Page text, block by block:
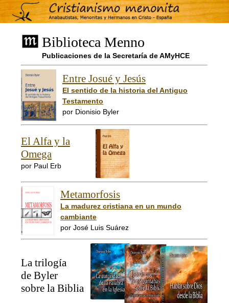
Biblioteca Menno
Publicaciones de la Secretaría de AMyHCE
Entre Josué y Jesús
El sentido de la historia del Antiguo
Testamento
por Dionisio Byler
El Alfa y la
Omega
por Paul Erb
Metamorfosis
La madurez cristiana en un mundo
cambiante
por José Luis Suárez
La trilogía
de Byler
sobre la Biblia